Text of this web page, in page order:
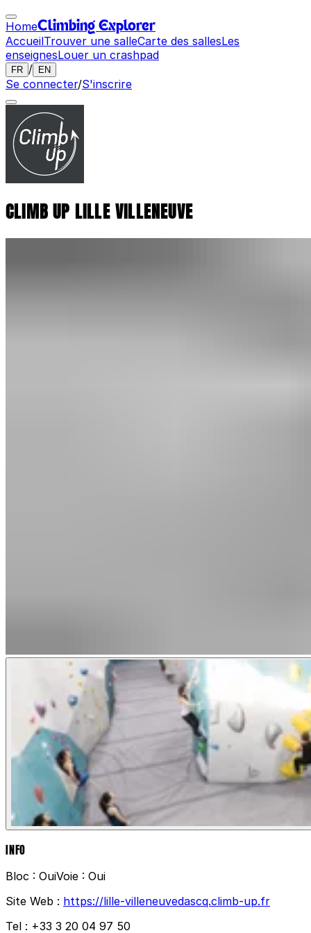
HomeClimbing Explorer
AccueilTrouver une salleCarte des sallesLes
enseignesLouer un crashpad
FR / EN
Se connecter/S'inscrire
CLIMB UP LILLE VILLENEUVE
INFO
Bloc : OuiVoie : Oui
Site Web : https://lille-villeneuvedascq.climb-up.fr
Tel : +33 3 20 04 97 50